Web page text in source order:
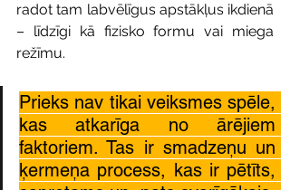
radot tam labvēlīgus apstākļus ikdienā
– līdzīgi kā fizisko formu vai miega
režīmu.
Prieks nav tikai veiksmes spēle,
kas atkarīga no ārējiem
faktoriem. Tas ir smadzeņu un
ķermeņa process, kas ir pētīts,